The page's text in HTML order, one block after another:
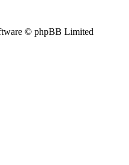
© phpBB Limited